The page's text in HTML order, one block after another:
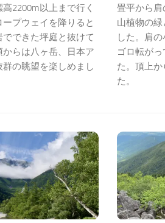
2200m以上まで行く
プウェイを降りると
できた坪庭と抜けて
らは八ヶ岳、日本ア
の眺望を楽しめまし
畳平から
山植物の
した。肩
ゴロ転が
た。頂上
た。